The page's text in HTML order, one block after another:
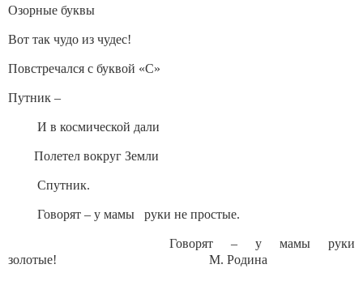
Озорные буквы
Вот так чудо из чудес!
Повстречался с буквой «С»
Путник –
И в космической дали
Полетел вокруг Земли
Спутник.
Говорят – у мамы руки не простые.
Говорят – у мамы руки
золотые! М. Родина